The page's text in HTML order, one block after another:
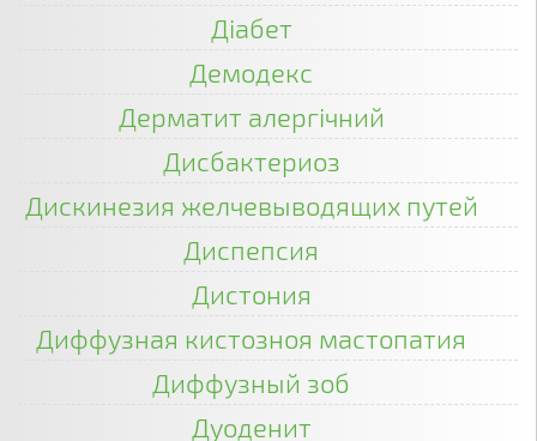
Діабет
Демодекс
Дерматит алергічний
Дисбактериоз
Дискинезия желчевыводящих путей
Диспепсия
Дистония
Диффузная кистозноя мастопатия
Диффузный зоб
Дуоденит